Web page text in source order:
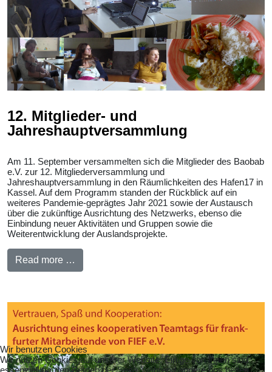
12. Mitglieder- und
Jahreshauptversammlung
Am 11. September versammelten sich die Mitglieder des Baobab
e.V. zur 12. Mitgliederversammlung und
Jahreshauptversammlung in den Räumlichkeiten des Hafen17 in
Kassel. Auf dem Programm standen der Rückblick auf ein
weiteres Pandemie-geprägtes Jahr 2021 sowie der Austausch
über die zukünftige Ausrichtung des Netzwerks, ebenso die
Einbindung neuer Aktivitäten und Gruppen sowie die
Weiterentwicklung der Auslandsprojekte.
Read more …
Wir benutzen Cookies
Wir nutzen Cookies auf unserer Website. Einige von ihnen sind
essenziell für den Betrieb der Seite, während andere uns helfen,